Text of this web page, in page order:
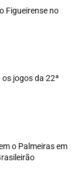
Figueirense no
jogos da 22ª
o Palmeiras em